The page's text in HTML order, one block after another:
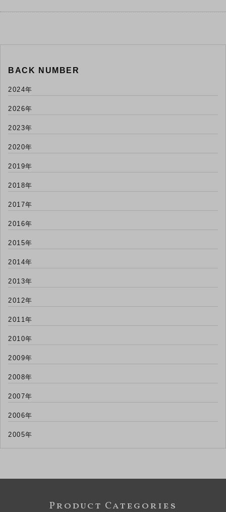
BACK NUMBER
2024年
2026年
2023年
2020年
2019年
2018年
2017年
2016年
2015年
2014年
2013年
2012年
2011年
2010年
2009年
2008年
2007年
2006年
2005年
Product Categories